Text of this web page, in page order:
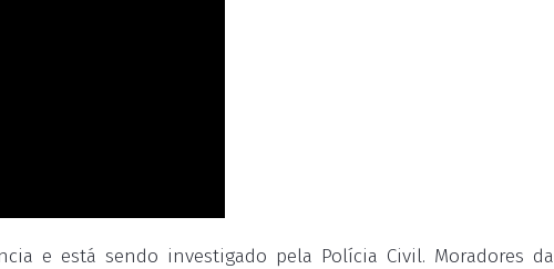
e está sendo investigado pela Polícia Civil. Moradores da